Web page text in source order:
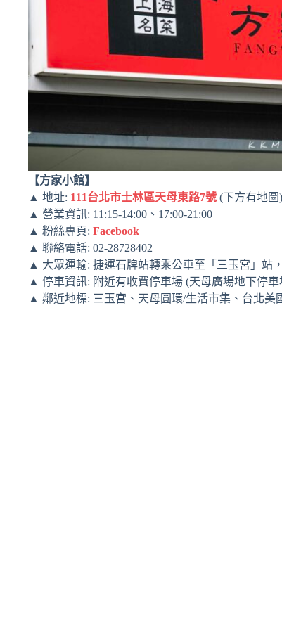
【方家小館】
▲ 地址: 111台北市士林區天母東路7號 (下方有地圖)
▲ 營業資訊: 11:15-14:00、17:00-21:00
▲ 粉絲專頁: Facebook
▲ 聯絡電話: 02-28728402
▲ 大眾運輸: 捷運石牌站轉乘公車至「三玉宮」站
▲ 停車資訊: 附近有收費停車場 (天母廣場地下停
▲ 鄰近地標: 三玉宮、天母圓環/生活市集、台北美